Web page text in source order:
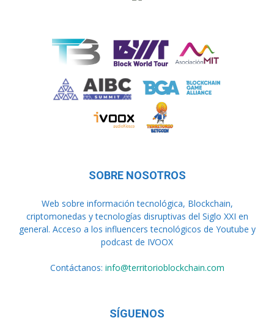
SOBRE NOSOTROS
Web sobre información tecnológica, Blockchain,
criptomonedas y tecnologías disruptivas del Siglo XXI en
general. Acceso a los influencers tecnológicos de Youtube y
podcast de IVOOX
Contáctanos: info@territorioblockchain.com
SÍGUENOS